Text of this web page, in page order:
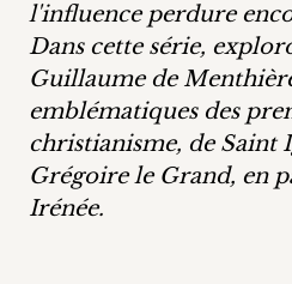
l'influence perdure
Dans cette série,
Guillaume de
emblématiques des
christianisme, de Saint
Grégoire le Grand, en
Irénée.